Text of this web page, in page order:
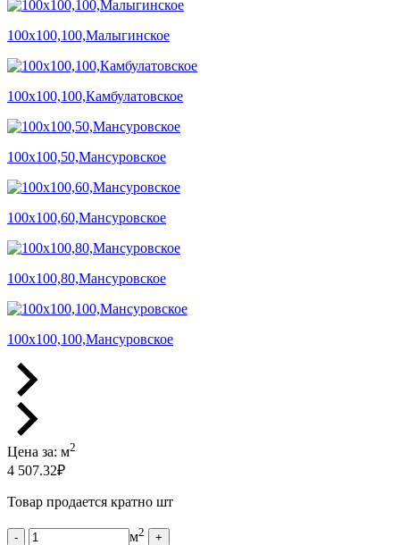
100х100,100,Малыгинское
100х100,100,Камбулатовское
100х100,50,Мансуровское
100х100,60,Мансуровское
100х100,80,Мансуровское
100х100,100,Мансуровское
Цена за: м2
4 507.32₽
Товар продается кратно шт
- м2 +